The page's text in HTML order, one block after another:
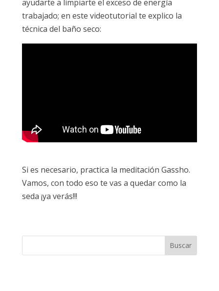
ayudarte a limpiarte el exceso de energía
trabajado; en este videotutorial te explico la
técnica del baño seco:
Si es necesario, practica la meditación Gassho.
Vamos, con todo eso te vas a quedar como la
seda ¡ya verás!!!